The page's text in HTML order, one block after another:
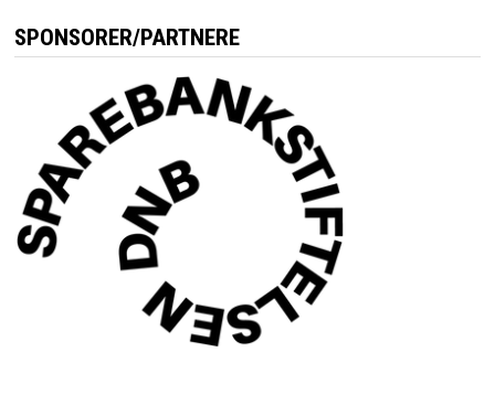
SPONSORER/PARTNERE